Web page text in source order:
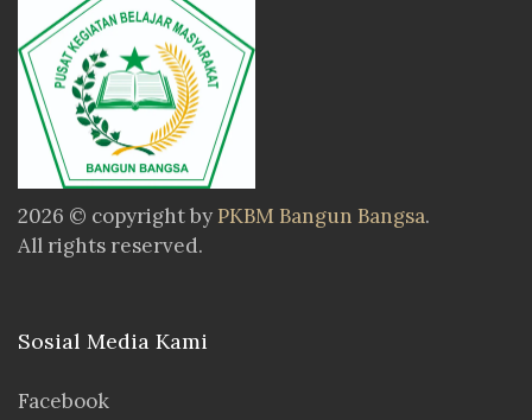
2026 © copyright by PKBM Bangun Bangsa.
All rights reserved.
Sosial Media Kami
Facebook